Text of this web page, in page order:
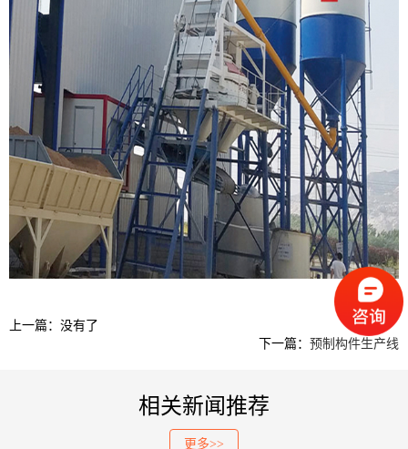
上一篇：没有了
下一篇： 预制构件生产线
相关新闻推荐
更多>>